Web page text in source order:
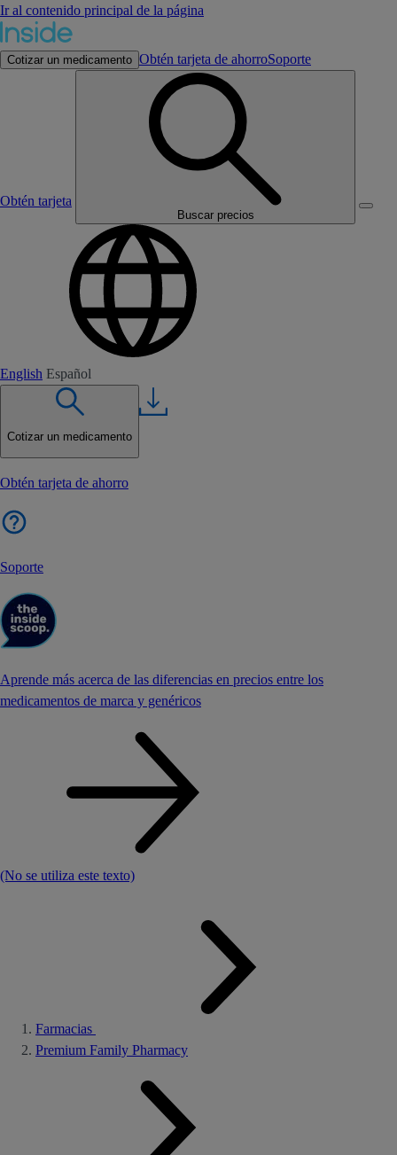
Ir al contenido principal de la página
Cotizar un medicamento Obtén tarjeta de ahorroSoporte
Obtén tarjeta
Buscar precios
English Español
Cotizar un medicamento
Obtén tarjeta de ahorro
Soporte
Aprende más acerca de las diferencias en precios entre los
medicamentos de marca y genéricos
(No se utiliza este texto)
Farmacias
Premium Family Pharmacy